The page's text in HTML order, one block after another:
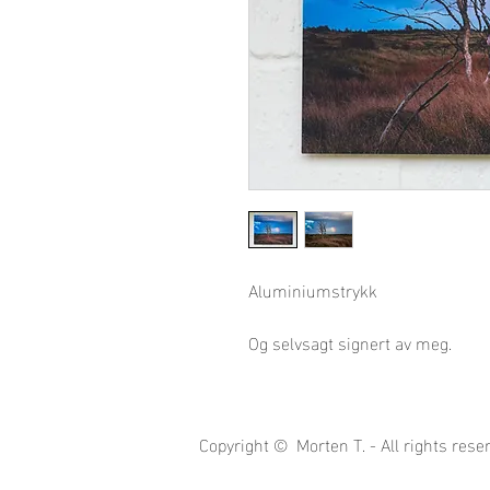
Aluminiumstrykk
Og selvsagt signert av meg.
Copyright © Morten T. - All rights